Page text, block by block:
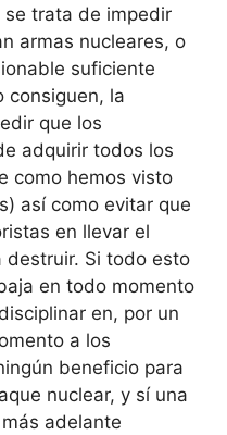
se trata de impedir
armas nucleares, o
suficiente
consiguen, la
que los
adquirir todos los
como hemos visto
así como evitar que
en llevar el
destruir. Si todo esto
en todo momento
en, por un
a los
beneficio para
nuclear, y sí una
adelante